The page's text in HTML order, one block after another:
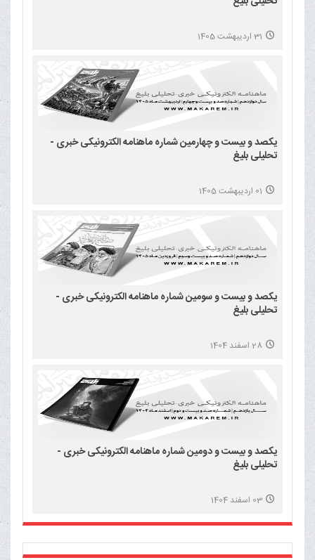
31 اردیبهشت 1405
یکصد و بیست و چهارمین شماره ماهنامه الکترونیکی خبری -
تحلیلی بلیغ
01 اردیبهشت 1405
یکصد و بیست و سومین شماره ماهنامه الکترونیکی خبری -
تحلیلی بلیغ
28 اسفند 1404
یکصد و بیست و دومین شماره ماهنامه الکترونیکی خبری -
تحلیلی بلیغ
03 اسفند 1404